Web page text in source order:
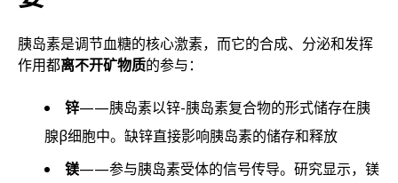
胰岛素是调节血糖的核心激素，而它的合成、分泌和发挥
作用都离不开矿物质的参与：
锌——胰岛素以锌-胰岛素复合物的形式储存在胰
腺β细胞中。缺锌直接影响胰岛素的储存和释放
镁——参与胰岛素受体的信号传导。研究显示，镁